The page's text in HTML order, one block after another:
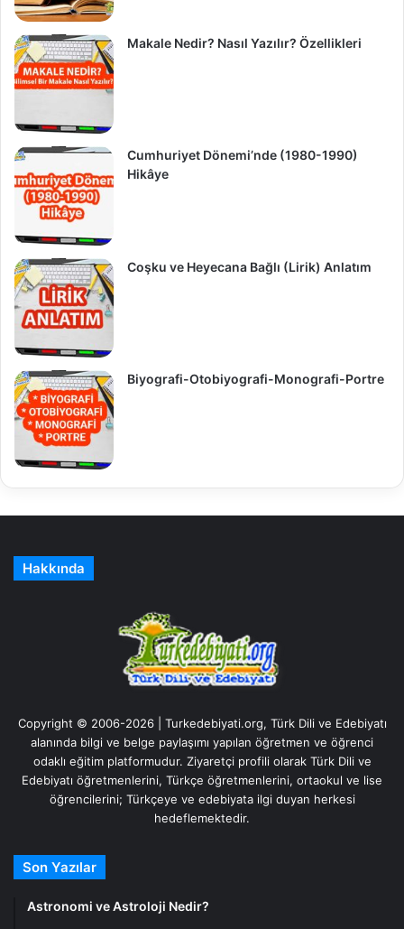
Makale Nedir? Nasıl Yazılır? Özellikleri
Cumhuriyet Dönemi’nde (1980-1990)
Hikâye
Coşku ve Heyecana Bağlı (Lirik) Anlatım
Biyografi-Otobiyografi-Monografi-Portre
Hakkında
Copyright © 2006-2026 | Turkedebiyati.org, Türk Dili ve Edebiyatı
alanında bilgi ve belge paylaşımı yapılan öğretmen ve öğrenci
odaklı eğitim platformudur. Ziyaretçi profili olarak Türk Dili ve
Edebiyatı öğretmenlerini, Türkçe öğretmenlerini, ortaokul ve lise
öğrencilerini; Türkçeye ve edebiyata ilgi duyan herkesi
hedeflemektedir.
Son Yazılar
Astronomi ve Astroloji Nedir?